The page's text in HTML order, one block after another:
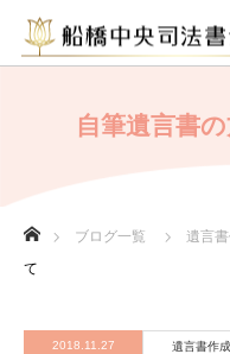
自筆遺言書
ブログ一覧 遺言
て
2018.11.27 遺言書作成